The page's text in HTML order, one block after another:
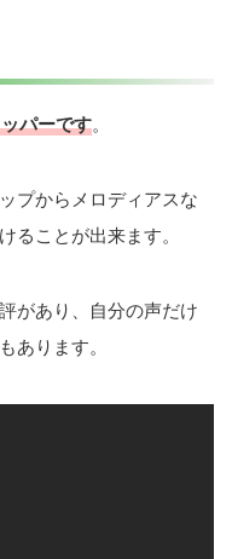
パーです。
プからメロディアスな
ることが出来ます。
があり、自分の声だけ
あります。